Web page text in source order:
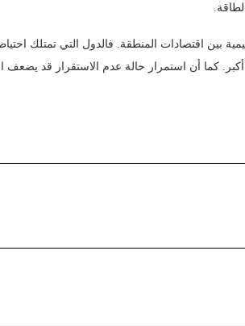
بين اقتصادات المنطقة. فالدول التي تمتلك
كما أن استمرار حالة عدم الاستقرار قد يضعف